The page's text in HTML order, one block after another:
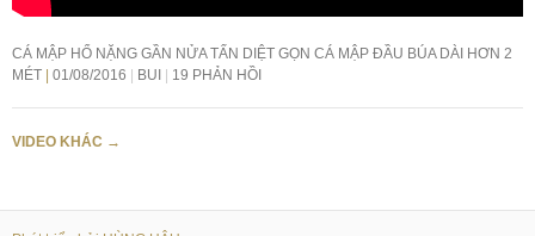
CÁ MẬP HỔ NẶNG GẦN NỬA TẤN DIỆT GỌN CÁ MẬP ĐẦU BÚA DÀI HƠN 2
MÉT
01/08/2016 BUI 19 PHẢN HỒI
VIDEO KHÁC →